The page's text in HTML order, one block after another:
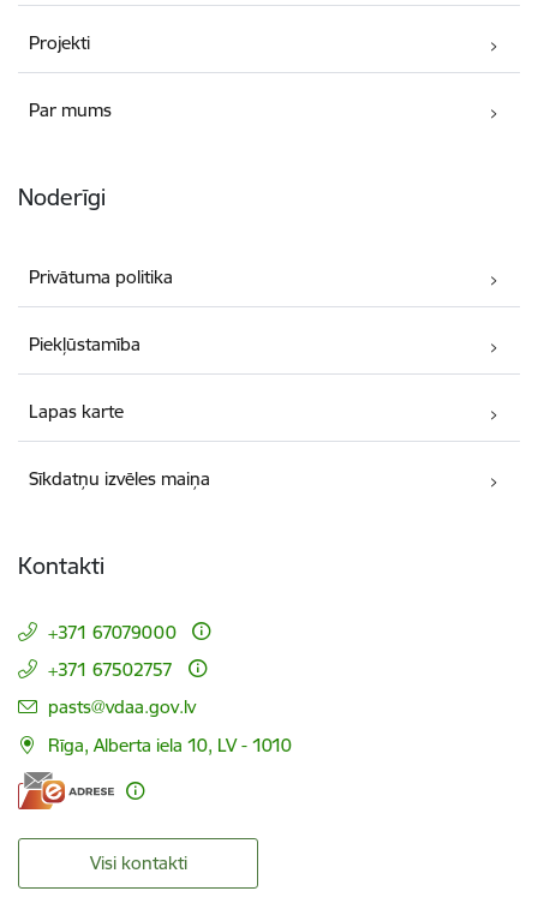
Projekti
Par mums
Noderīgi
Privātuma politika
Piekļūstamība
Lapas karte
Sīkdatņu izvēles maiņa
Kontakti
+371 67079000
+371 67502757
E-pasts:
pasts@vdaa.gov.lv
Rīga, Alberta iela 10, LV - 1010
Visi kontakti